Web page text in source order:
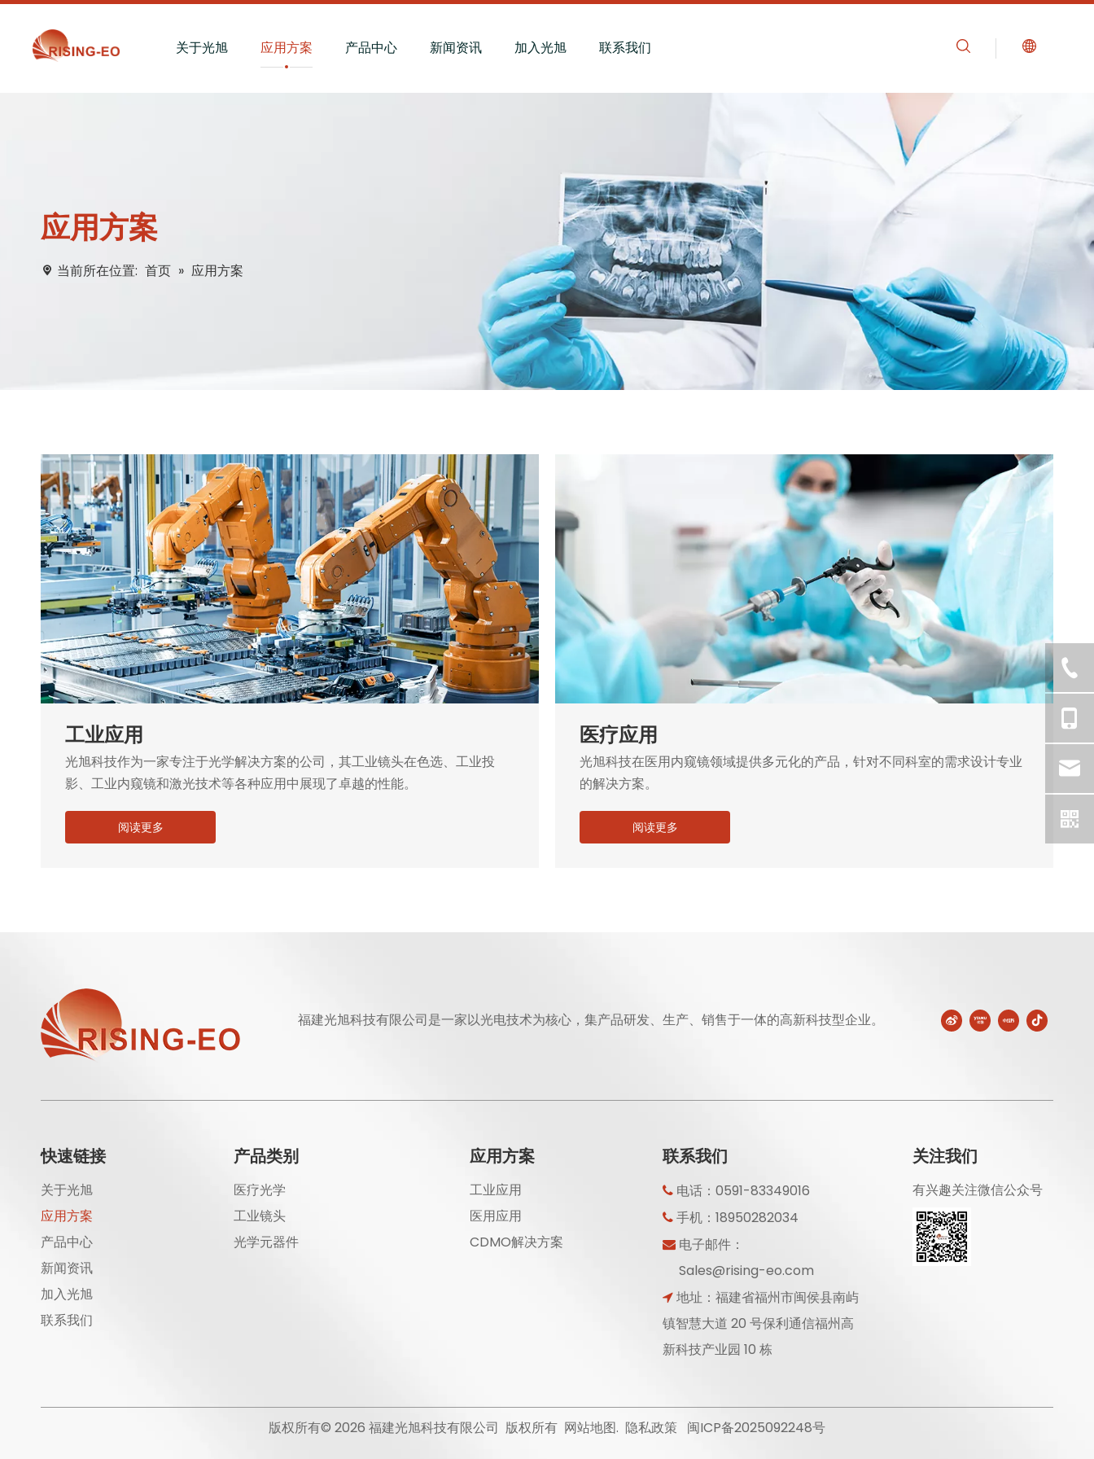
关于光旭 应用方案 产品中心 新闻资讯 加入光旭 联系我们
应用方案
当前所在位置: 首页 » 应用方案
工业应用
光旭科技作为一家专注于光学解决方案的公司，其工业镜头在色选、工业投
影、工业内窥镜和激光技术等各种应用中展现了卓越的性能。
阅读更多
医疗应用
光旭科技在医用内窥镜领域提供多元化的产品，针对不同科室的需求设计专业
的解决方案。
阅读更多
福建光旭科技有限公司是一家以光电技术为核心，集产品研发、生产、销售于一体的高新科技型企业。
快速链接
关于光旭
应用方案
产品中心
新闻资讯
加入光旭
联系我们
产品类别
医疗光学
工业镜头
光学元器件
应用方案
工业应用
医用应用
CDMO解决方案
联系我们
 电话：0591-83349016
 手机：18950282034
电子邮件：
Sales@rising-eo.com
 地址：福建省福州市闽侯县南屿
镇智慧大道 20 号保利通信福州高
新科技产业园 10 栋
关注我们
有兴趣关注微信公众号
版权所有© 2026 福建光旭科技有限公司 版权所有 网站地图. 隐私政策 闽ICP备2025092248号